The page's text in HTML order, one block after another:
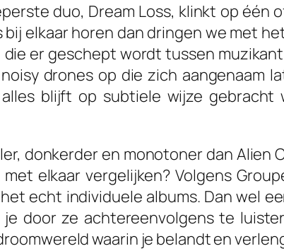
duo, Dream Loss, klinkt op één
bij elkaar horen dan dringen we met
er geschept wordt tussen
drones op die zich aangenaam
blijft op subtiele wijze
donkerder en monotoner dan Alien
elkaar vergelijken? Volgens
echt individuele albums. Dan wel
door ze achtereenvolgens te
waarin je belandt en